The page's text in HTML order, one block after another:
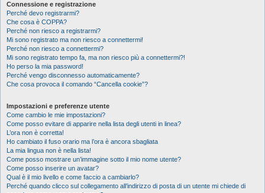
Connessione e registrazione
Perché devo registrarmi?
Che cosa è COPPA?
Perché non riesco a registrarmi?
Mi sono registrato ma non riesco a connettermi!
Perché non riesco a connettermi?
Mi sono registrato tempo fa, ma non riesco più a connettermi?!
Ho perso la mia password!
Perché vengo disconnesso automaticamente?
Che cosa provoca il comando “Cancella cookie”?
Impostazioni e preferenze utente
Come cambio le mie impostazioni?
Come posso evitare di apparire nella lista degli utenti in linea?
L’ora non è corretta!
Ho cambiato il fuso orario ma l’ora è ancora sbagliata
La mia lingua non è nella lista!
Come posso mostrare un’immagine sotto il mio nome utente?
Come posso inserire un avatar?
Qual è il mio livello e come faccio a cambiarlo?
Perché quando clicco sul collegamento all’indirizzo di posta di un utente mi chiede di